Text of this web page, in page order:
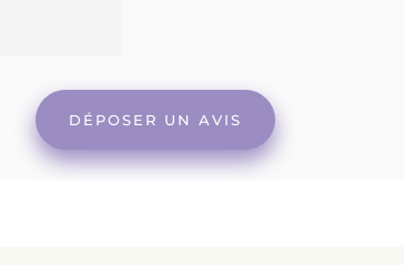
DÉPOSER UN AVIS